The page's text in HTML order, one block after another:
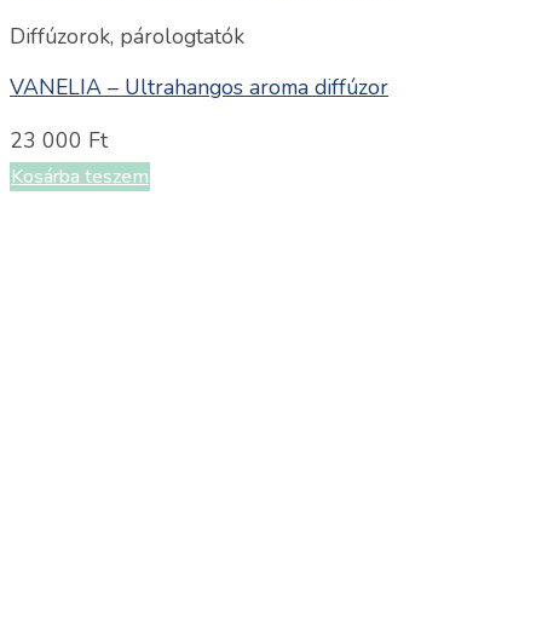
Diffúzorok, párologtatók
VANELIA – Ultrahangos aroma diffúzor
23 000 Ft
Kosárba teszem